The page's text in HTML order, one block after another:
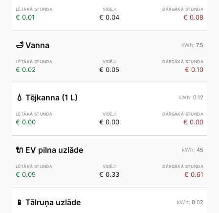
€ 0.01 € 0.04 € 0.08
🛁 Vanna 7.5
€ 0.02 € 0.05 € 0.10
💧 Tējkanna (1 L) 0.12
€ 0.00 € 0.00 € 0.00
🔌 EV pilna uzlāde 45
€ 0.09 € 0.33 € 0.61
📱 Tālruņa uzlāde 0.02